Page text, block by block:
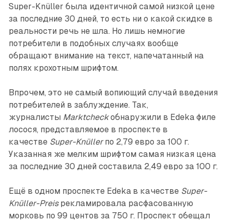
Super-Knüller была идентичной самой низкой цене
за последние 30 дней, то есть ни о какой скидке в
реальности речь не шла. Но лишь немногие
потребители в подобных случаях вообще
обращают внимание на текст, напечатанный на
полях крохотным шрифтом.
Впрочем, это не самый вопиющий случай введения
потребителей в заблуждение. Так,
журналисты Marktcheckобнаружили в Edeka филе
лосося, представляемое в проспекте в
качестве Super-Knüllerпо 2,79 евро за 100 г.
Указанная же мелким шрифтом самая низкая цена
за последние 30 дней составила 2,49 евро за 100 г.
Ещё в одном проспекте Edeka в качестве Super-
Knüller-Preisрекламировала расфасованную
морковь по 99 центов за 750 г. Проспект обещал